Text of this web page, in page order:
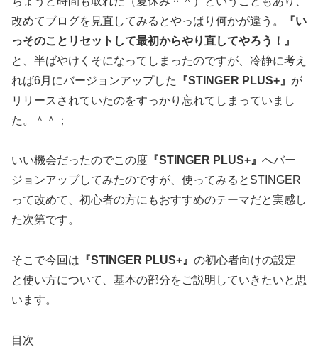
改めてブログを見直してみるとやっぱり何かが違う。
『い
っそのことリセットして最初からやり直してやろう！』
と、半ばやけくそになってしまったのですが、冷静に考え
れば6月にバージョンアップした
『STINGER PLUS+』 が
リリースされていたのをすっかり忘れてしまっていまし
た。＾＾；
いい機会だったのでこの度 『STINGER PLUS+』 へバー
ジョンアップしてみたのですが、使ってみるとSTINGER
って改めて、初心者の方にもおすすめのテーマだと実感し
た次第です。
そこで今回は 『STINGER PLUS+』 の初心者向けの設定
と使い方について、基本の部分をご説明していきたいと思
います。
目次